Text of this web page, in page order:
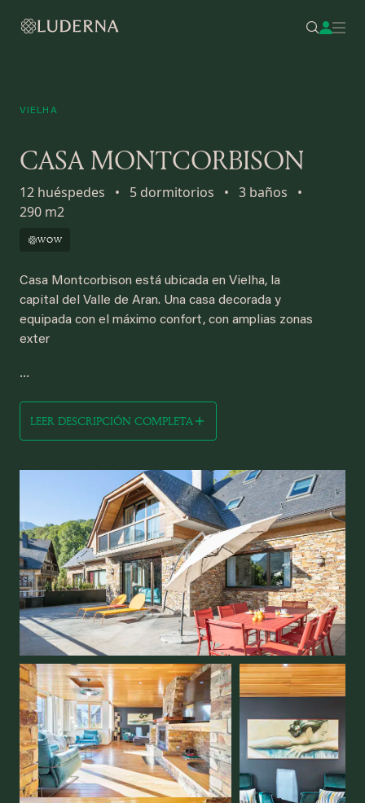
VIELHA
CASA MONTCORBISON
12 huéspedes • 5 dormitorios • 3 baños
•
290 m2
WOW
Casa Montcorbison está ubicada en Vielha, la
capital del Valle de Aran. Una casa decorada y
equipada con el máximo confort, con amplias zonas
exter
...
LEER DESCRIPCIÓN COMPLETA